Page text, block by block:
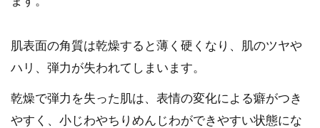
肌表面の角質は乾燥すると薄く硬くなり、肌のツヤや
ハリ、弾力が失われてしまいます。
乾燥で弾力を失った肌は、表情の変化による癖がつき
やすく、小じわやちりめんじわができやすい状態にな